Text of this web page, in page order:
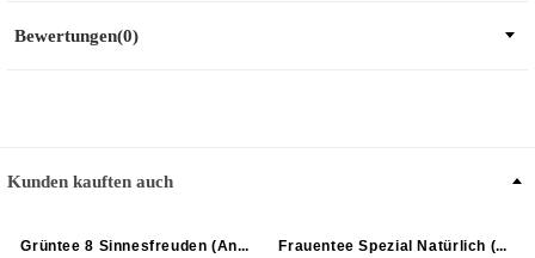
Bewertungen(0)
Kunden kauften auch
Grüntee 8 Sinnesfreuden (Ananas-Erdbeer-Geschmack) Frauentee Spezial Natürlich (Orangen-Geschmack)